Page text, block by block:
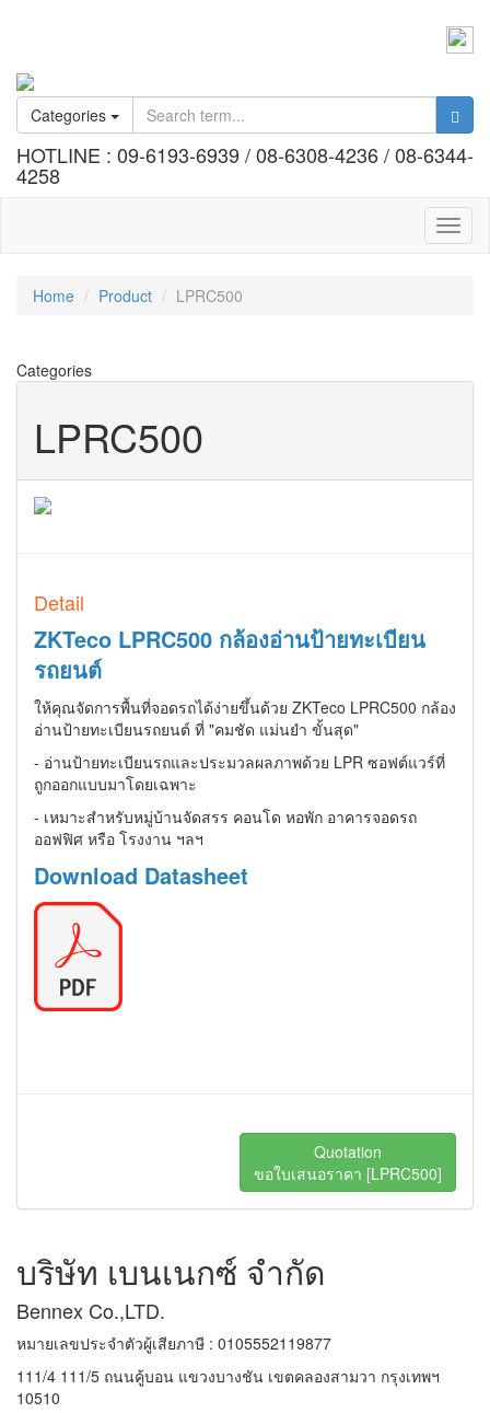
Categories
HOTLINE : 09-6193-6939 / 08-6308-4236 / 08-6344-
4258
Home Product LPRC500
Categories
LPRC500
Detail
ZKTeco LPRC500 กล้องอ่านป้ายทะเบียน
รถยนต์
ให้คุณจัดการพื้นที่จอดรถได้ง่ายขึ้นด้วย ZKTeco LPRC500 กล้อง
อ่านป้ายทะเบียนรถยนต์ ที่ "คมชัด แม่นยำ ขั้นสุด"
- อ่านป้ายทะเบียนรถและประมวลผลภาพด้วย LPR ซอฟต์แวร์ที่
ถูกออกแบบมาโดยเฉพาะ
- เหมาะสำหรับหมู่บ้านจัดสรร คอนโด หอพัก อาคารจอดรถ
ออฟฟิศ หรือ โรงงาน ฯลฯ
Download Datasheet
Quotation
ขอใบเสนอราคา [LPRC500]
บริษัท เบนเนกซ์ จำกัด
Bennex Co.,LTD.
หมายเลขประจำตัวผู้เสียภาษี : 0105552119877
111/4 111/5 ถนนคู้บอน แขวงบางชัน เขตคลองสามวา กรุงเทพฯ
10510